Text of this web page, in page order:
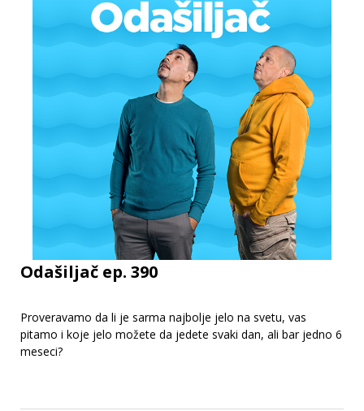
Odašiljač ep. 390
Proveravamo da li je sarma najbolje jelo na svetu, vas
pitamo i koje jelo možete da jedete svaki dan, ali bar jedno 6
meseci?